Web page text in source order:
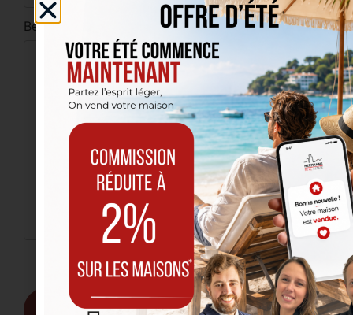
Bericht
Ik heb het privacybeleidgelezen en ga ermee
akkoord.